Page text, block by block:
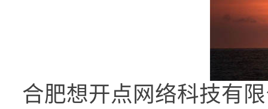
合肥想开点网络科技有